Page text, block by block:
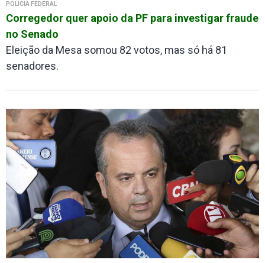
POLÍCIA FEDERAL
Corregedor quer apoio da PF para investigar fraude
no Senado
Eleição da Mesa somou 82 votos, mas só há 81
senadores.